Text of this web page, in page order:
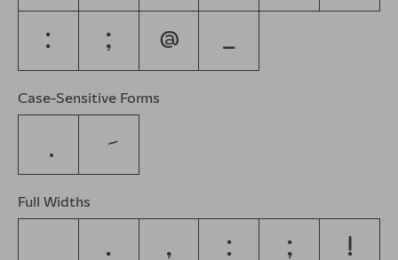
： ； ＠ ＿
Case-Sensitive Forms
Full Widths
. , : ; !